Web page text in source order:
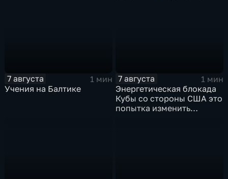
7 августа
1 мин
Учения на Балтике
7 августа
1 мин
Энергетическая блокада
Кубы со стороны США это
попытка изменить